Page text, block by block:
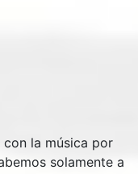
la música por
solamente a